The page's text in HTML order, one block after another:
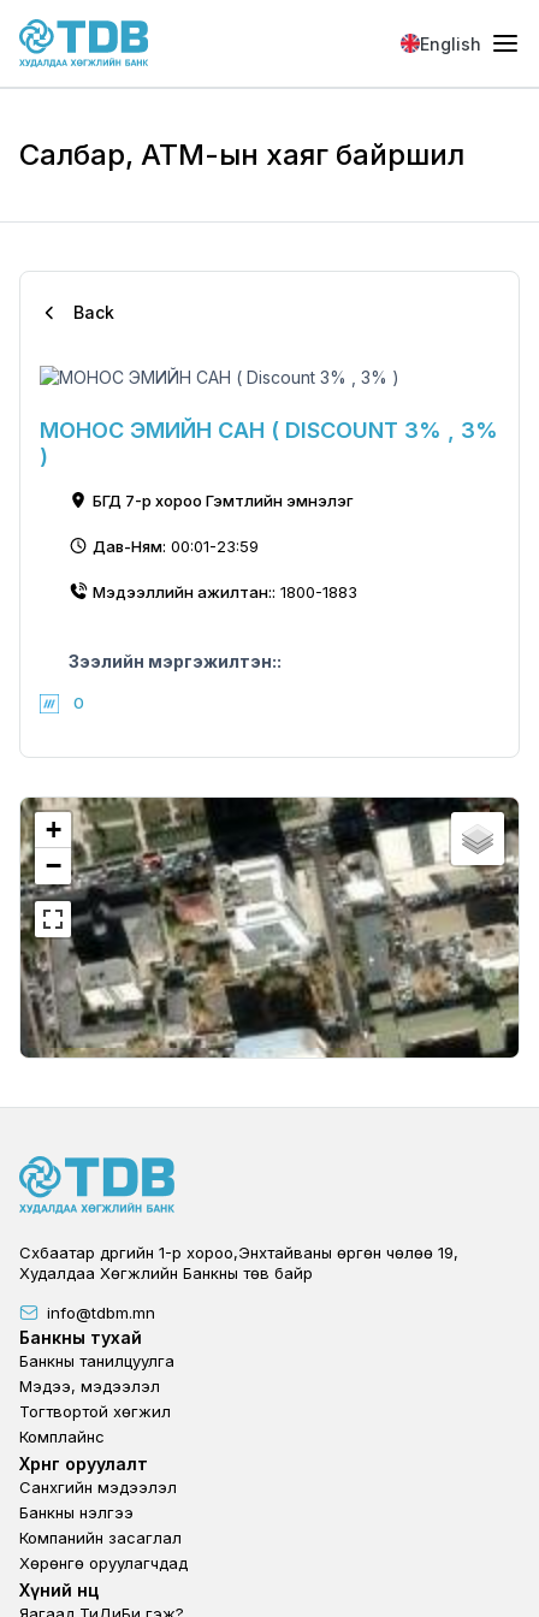
Skip to main content
English
Салбар, АТМ-ын хаяг байршил
Back
МОНОС ЭМИЙН САН ( DISCOUNT 3% , 3%
)
БГД 7-р хороо Гэмтлийн эмнэлэг
Дав-Ням: 00:01-23:59
Мэдээллийн ажилтан:: 1800-1883
Зээлийн мэргэжилтэн::
0
+
−
Сүхбаатар дүүргийн 1-р хороо,Энхтайваны өргөн чөлөө 19,
Худалдаа Хөгжлийн Банкны төв байр
info@tdbm.mn
Footer
Банкны тухай
Банкны танилцуулга
Мэдээ, мэдээлэл
Тогтвортой хөгжил
Комплайнс
Footer third
Хөрөнгө оруулалт
Санхүүгийн мэдээлэл
Банкны үнэлгээ
Компанийн засаглал
Хөрөнгө оруулагчдад
Footer second
Хүний нөөц